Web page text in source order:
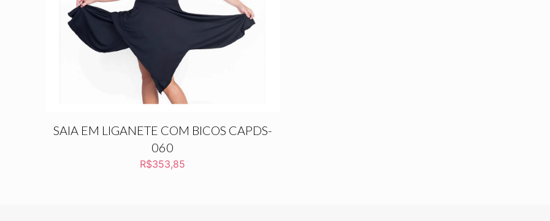
SAIA EM LIGANETE COM BICOS CAPDS-
060
R$353,85